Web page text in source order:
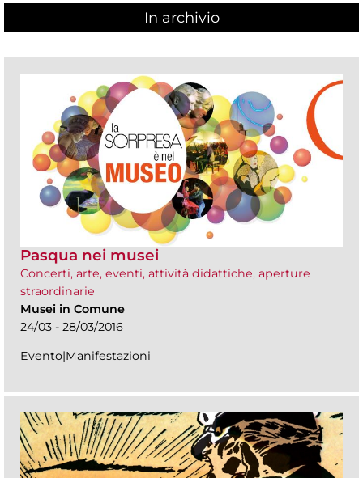
In archivio
Pasqua nei musei
Concerti, arte, eventi, attività didattiche, aperture
straordinarie
Musei in Comune
24/03 - 28/03/2016
Evento|Manifestazioni